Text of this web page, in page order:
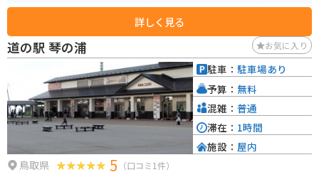
するレストランがあります。特に、紅ズワイガニや白イカなどの新鮮な seafo
るので安心です。また、休憩スペースも充実しており、ツーリングの途中に
立ち寄るのに最適な場所と言えるでしょう。周辺には、海岸線沿いを走る sce
nic なルートも多いので、バイクで touring を楽しむのもおすすめです。 道の
駅 ポート赤碕は、鳥取県の東部を観光する際の拠点としても最適な場所で
す。周辺には、鳥取砂丘や浦富海岸など、観光スポットも多数あります。
詳しく見る
道の駅 琴の浦 お気に入り
鳥取県 5 （口コミ1件）
駐車： 駐車場あり
予算： 無料
混雑： 普通
滞在： 1時間
施設： 屋内